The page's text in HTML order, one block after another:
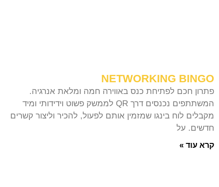
NETWORKING BINGO
פתרון חכם לפתיחת כנס באווירה חמה ומלאת אנרגיה.
המשתתפים נכנסים דרך QR לממשק פשוט וידידותי ומיד
מקבלים לוח בינגו שמזמין אותם לפעול, להכיר וליצור קשרים
חדשים. על
קרא עוד »